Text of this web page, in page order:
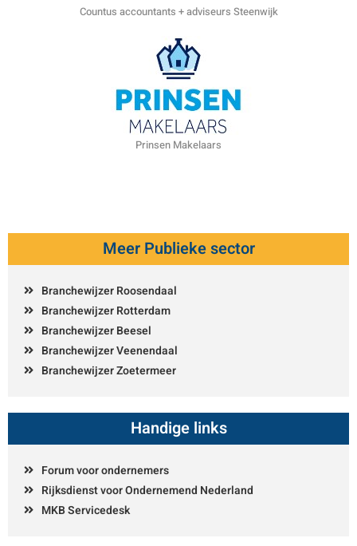
Countus accountants + adviseurs Steenwijk
Prinsen Makelaars
Meer Publieke sector
Branchewijzer Roosendaal
Branchewijzer Rotterdam
Branchewijzer Beesel
Branchewijzer Veenendaal
Branchewijzer Zoetermeer
Handige links
Forum voor ondernemers
Rijksdienst voor Ondernemend Nederland
MKB Servicedesk